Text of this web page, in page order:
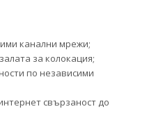
канални мрежи;
за колокация;
по независими
свързаност до